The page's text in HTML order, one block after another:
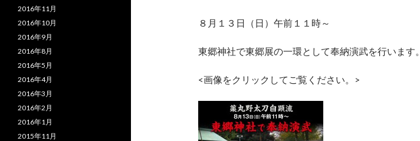
８月１３日（日）午前１１時～
東郷神社で東郷展の一環として奉納演武を行います。
<画像をクリックしてご覧ください。>
2016年11月
2016年10月
2016年9月
2016年8月
2016年5月
2016年4月
2016年3月
2016年2月
2016年1月
2015年11月